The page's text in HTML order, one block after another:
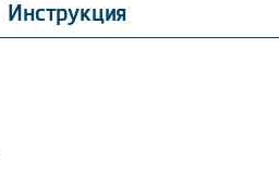
Инструкция